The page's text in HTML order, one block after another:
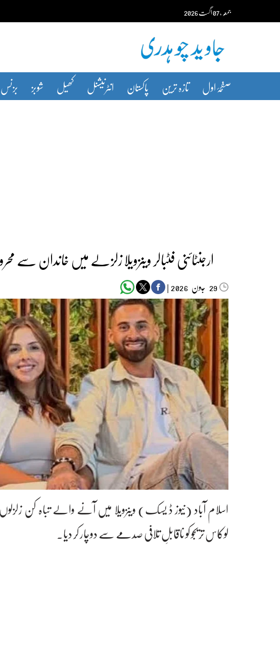
content جمعہ‬‮،07اگست‬‮2026
صفحۂ اول تازہ ترین پاکستان انٹرنیشنل کھیل شوبز بزنس
ارجنٹائنی فٹبالر وینزویلا زلزلے میں خاندان سے
29 جون‬‮ |
اسلام آباد (نیوز ڈ یسک) وینزویلا میں آنے والے تباہ کن
لوکاس تریجو کو ناقابلِ تلافی صدمے سے دوچار کر دیا۔